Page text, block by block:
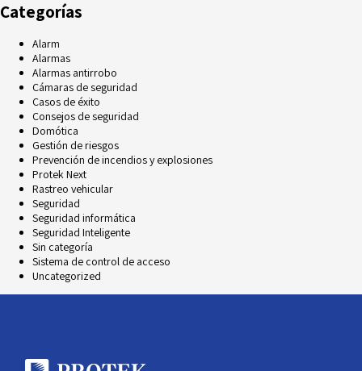
Categorías
Alarm
Alarmas
Alarmas antirrobo
Cámaras de seguridad
Casos de éxito
Consejos de seguridad
Domótica
Gestión de riesgos
Prevención de incendios y explosiones
Protek Next
Rastreo vehicular
Seguridad
Seguridad informática
Seguridad Inteligente
Sin categoría
Sistema de control de acceso
Uncategorized